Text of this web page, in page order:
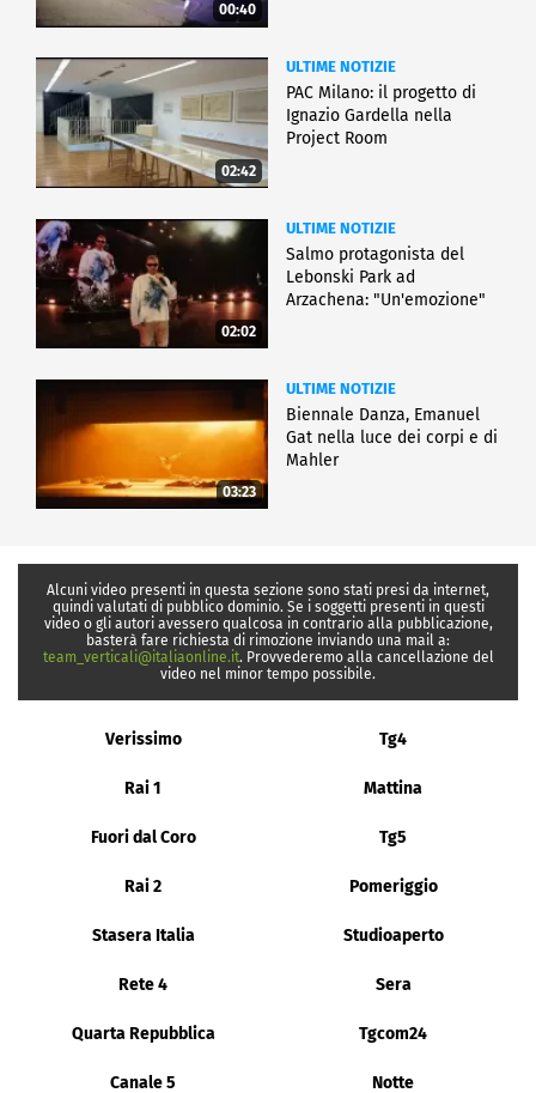
00:40
02:42
ULTIME NOTIZIE
PAC Milano: il progetto di
Ignazio Gardella nella
Project Room
02:02
ULTIME NOTIZIE
Salmo protagonista del
Lebonski Park ad
Arzachena: "Un'emozione"
03:23
ULTIME NOTIZIE
Biennale Danza, Emanuel
Gat nella luce dei corpi e di
Mahler
Alcuni video presenti in questa sezione sono stati presi da internet,
quindi valutati di pubblico dominio. Se i soggetti presenti in questi
video o gli autori avessero qualcosa in contrario alla pubblicazione,
basterà fare richiesta di rimozione inviando una mail a:
team_verticali@italiaonline.it. Provvederemo alla cancellazione del
video nel minor tempo possibile.
Verissimo Tg4
Rai 1 Mattina
Fuori dal Coro Tg5
Rai 2 Pomeriggio
Stasera Italia Studioaperto
Rete 4 Sera
Quarta Repubblica Tgcom24
Canale 5 Notte